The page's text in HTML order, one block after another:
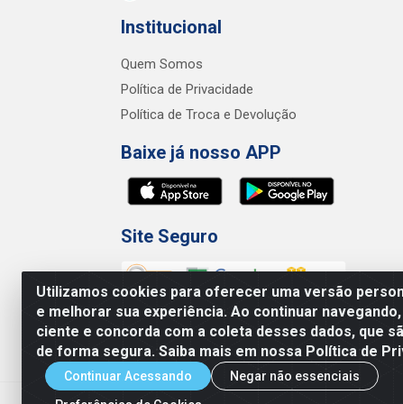
Utilizamos cookies para oferecer uma versão
e melhorar sua experiência. Ao continuar
ciente e concorda com a coleta desses dados, que
de forma segura. Saiba mais em nossa Política de
Continuar Acessando
Negar não essenciais
Institucional
Quem Somos
Política de Privacidade
Política de Troca e Devolução
Baixe já nosso APP
Site Seguro
Junco Industria e Comercio Ltda -